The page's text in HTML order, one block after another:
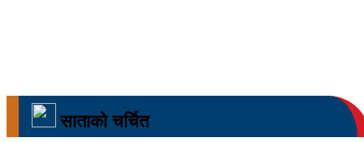
साताको चर्चित